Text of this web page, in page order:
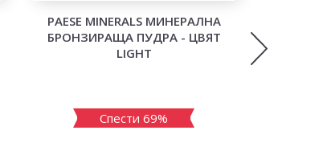
PAESE MINERALS МИНЕРАЛНА
БРОНЗИРАЩА ПУДРА - ЦВЯТ
LIGHT
Спести 69%